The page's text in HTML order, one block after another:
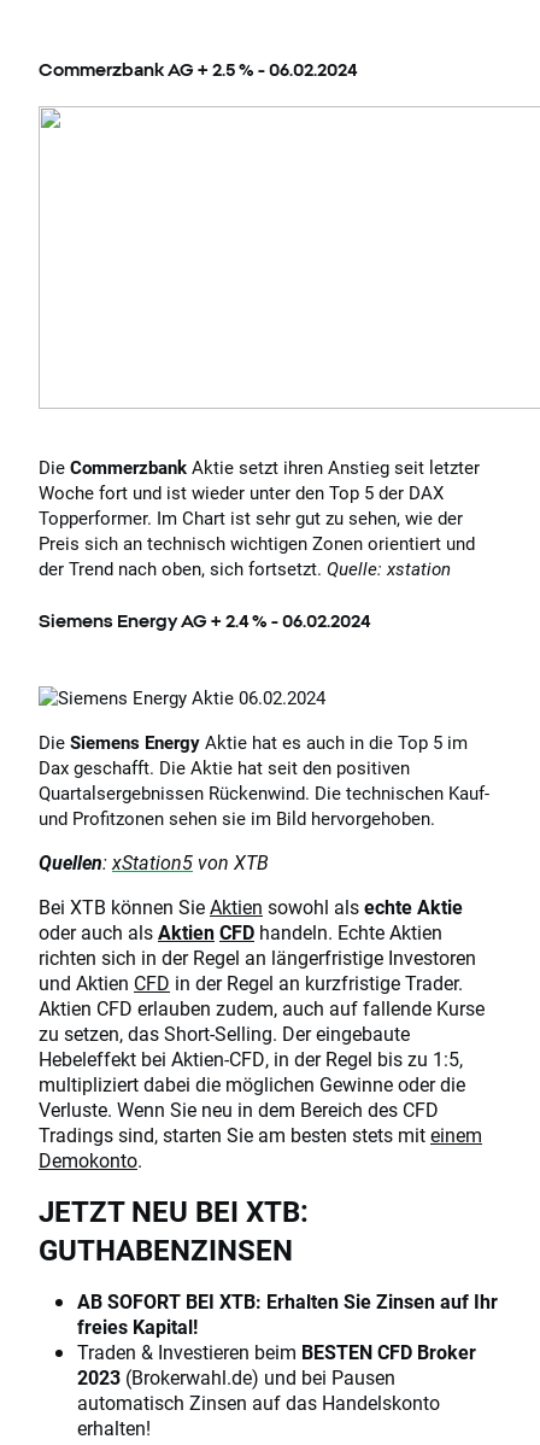
Commerzbank AG + 2.5 % - 06.02.2024
Die Commerzbank Aktie setzt ihren Anstieg seit letzter
Woche fort und ist wieder unter den Top 5 der DAX
Topperformer. Im Chart ist sehr gut zu sehen, wie der
Preis sich an technisch wichtigen Zonen orientiert und
der Trend nach oben, sich fortsetzt. Quelle: xstation
Siemens Energy AG + 2.4 % - 06.02.2024
Die Siemens Energy Aktie hat es auch in die Top 5 im
Dax geschafft. Die Aktie hat seit den positiven
Quartalsergebnissen Rückenwind. Die technischen Kauf-
und Profitzonen sehen sie im Bild hervorgehoben.
Quellen:xStation5 von XTB
Bei XTB können SieAktien sowohl alsechte Aktie
oder auch alsAktienCFD handeln. Echte Aktien
richten sich in der Regel an längerfristige Investoren
und Aktien CFD in der Regel an kurzfristige Trader.
Aktien CFD erlauben zudem, auch auf fallende Kurse
zu setzen, das Short-Selling. Der eingebaute
Hebeleffekt bei Aktien-CFD, in der Regel bis zu 1:5,
multipliziert dabei die möglichen Gewinne oder die
Verluste. Wenn Sie neu in dem Bereich des CFD
Tradings sind, starten Sie am besten stets miteinem
Demokonto.
JETZT NEU BEI XTB:
GUTHABENZINSEN
AB SOFORT BEI XTB: Erhalten Sie Zinsen auf Ihr
freies Kapital!
Traden & Investieren beim BESTEN CFD Broker
2023 (Brokerwahl.de) und bei Pausen
automatisch Zinsen auf das Handelskonto
erhalten!